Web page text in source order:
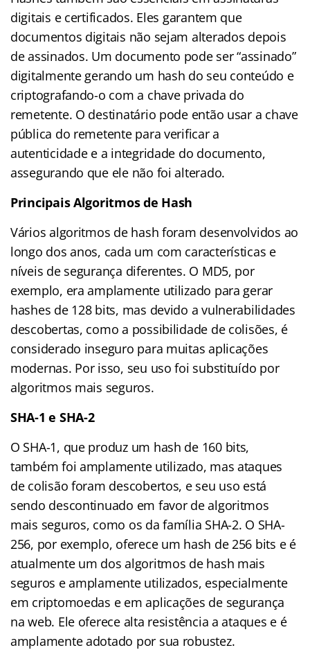
digitais e certificados. Eles garantem que
documentos digitais não sejam alterados depois
de assinados. Um documento pode ser “assinado”
digitalmente gerando um hash do seu conteúdo e
criptografando-o com a chave privada do
remetente. O destinatário pode então usar a chave
pública do remetente para verificar a
autenticidade e a integridade do documento,
assegurando que ele não foi alterado.
Principais Algoritmos de Hash
Vários algoritmos de hash foram desenvolvidos ao
longo dos anos, cada um com características e
níveis de segurança diferentes. O MD5, por
exemplo, era amplamente utilizado para gerar
hashes de 128 bits, mas devido a vulnerabilidades
descobertas, como a possibilidade de colisões, é
considerado inseguro para muitas aplicações
modernas. Por isso, seu uso foi substituído por
algoritmos mais seguros.
SHA-1 e SHA-2
O SHA-1, que produz um hash de 160 bits,
também foi amplamente utilizado, mas ataques
de colisão foram descobertos, e seu uso está
sendo descontinuado em favor de algoritmos
mais seguros, como os da família SHA-2. O SHA-
256, por exemplo, oferece um hash de 256 bits e é
atualmente um dos algoritmos de hash mais
seguros e amplamente utilizados, especialmente
em criptomoedas e em aplicações de segurança
na web. Ele oferece alta resistência a ataques e é
amplamente adotado por sua robustez.